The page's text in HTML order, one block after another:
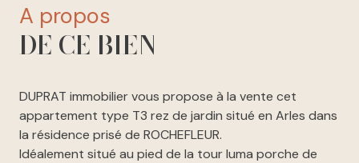
a propos
DE CE BIEN
DUPRAT immobilier vous propose à la vente cet
appartement type T3 rez de jardin situé en Arles dans
la résidence prisé de ROCHEFLEUR.
Idéalement situé au pied de la tour luma porche de